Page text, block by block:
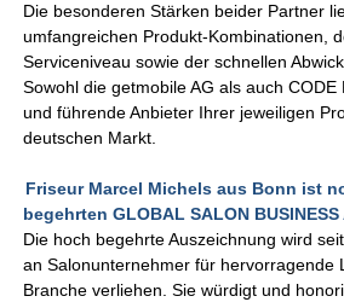
Die besonderen Stärken beider Partner
umfangreichen Produkt-Kombinationen,
Serviceniveau sowie der schnellen
Sowohl die getmobile AG als auch CODE
und führende Anbieter Ihrer jeweiligen
deutschen Markt.
Friseur Marcel Michels aus Bonn ist
begehrten GLOBAL SALON BUSINESS
Die hoch begehrte Auszeichnung wird
an Salonunternehmer für hervorragende
Branche verliehen. Sie würdigt und